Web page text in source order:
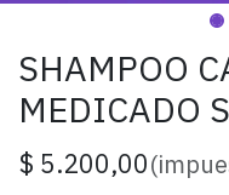
SHAMPOO
MEDICADO
$ 5.200,00